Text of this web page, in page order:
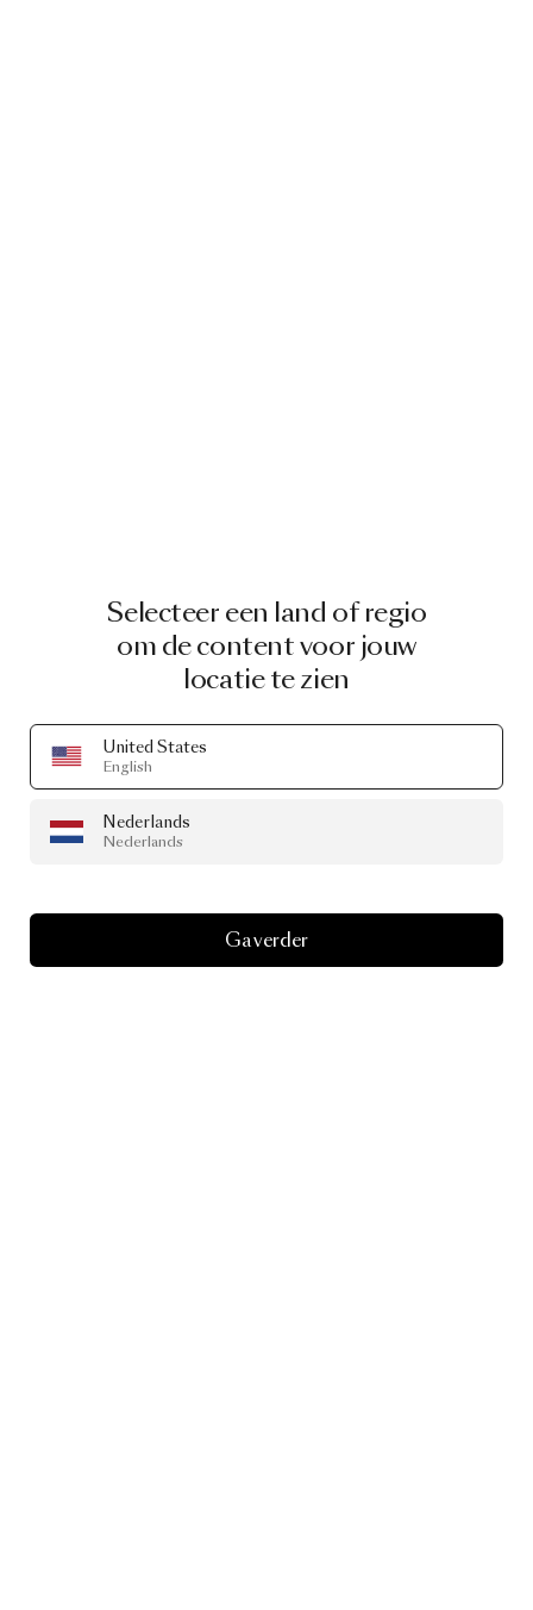
Selecteer een land of regio
om de content voor jouw
locatie te zien
United States
English
Nederlands
Nederlands
Ga verder